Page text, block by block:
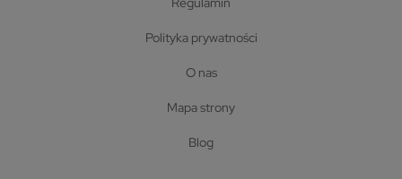
polityka prywatności
o nas
mapa strony
blog